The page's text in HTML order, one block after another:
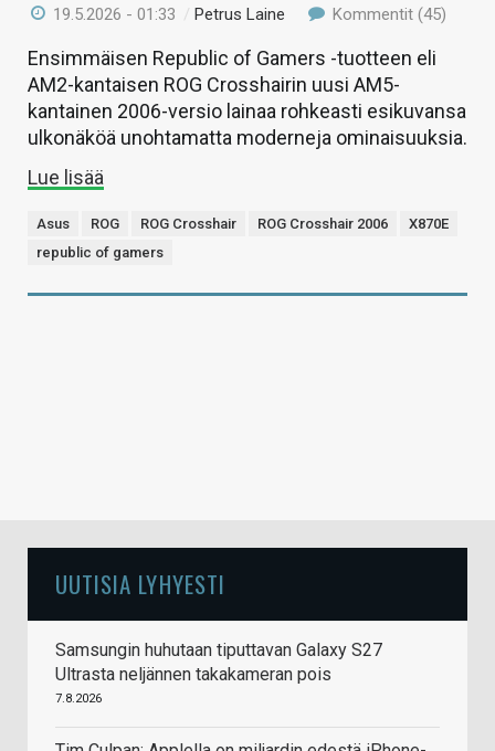
19.5.2026 - 01:33 /Petrus Laine Kommentit (45)
Ensimmäisen Republic of Gamers -tuotteen eli
AM2-kantaisen ROG Crosshairin uusi AM5-
kantainen 2006-versio lainaa rohkeasti esikuvansa
ulkonäköä unohtamatta moderneja ominaisuuksia.
Lue lisää
Asus ROG ROG Crosshair ROG Crosshair 2006
X870E
republic of gamers
UUTISIA LYHYESTI
Samsungin huhutaan tiputtavan Galaxy S27
Ultrasta neljännen takakameran pois
7.8.2026